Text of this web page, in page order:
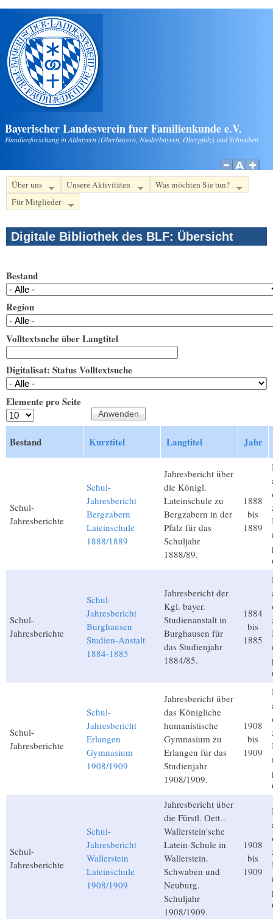
Direkt zum Inhalt
Bayerischer Landesverein fuer Familienkunde e.V.
Familienforschung in Altbayern (Oberbayern, Niederbayern, Oberpfalz) und Schwaben
Über uns Unsere Aktivitäten
Was möchten Sie tun?
Für Mitglieder
Digitale Bibliothek des BLF: Übersicht
Bestand
Region
Volltextsuche über Langtitel
Digitalisat: Status Volltextsuche
Elemente pro Seite
Bestand Kurztitel Langtitel Jahr
Schul-
Jahresberichte
Schul-
Jahresbericht
Bergzabern
Lateinschule
1888/1889
Jahresbericht über
die Königl.
Lateinschule zu
Bergzabern in der
Pfalz für das
Schuljahr
1888/89.
1888
bis
1889
Schul-
Jahresberichte
Schul-
Jahresbericht
Burghausen
Studien-Anstalt
1884-1885
Jahresbericht der
Kgl. bayer.
Studienanstalt in
Burghausen für
das Studienjahr
1884/85.
1884
bis
1885
Schul-
Jahresberichte
Schul-
Jahresbericht
Erlangen
Gymnasium
1908/1909
Jahresbericht über
das Königliche
humanistische
Gymnasium zu
Erlangen für das
Studienjahr
1908/1909.
1908
bis
1909
Schul-
Jahresberichte
Schul-
Jahresbericht
Wallerstein
Lateinschule
1908/1909
Jahresbericht über
die Fürstl. Oett.-
Wallerstein'sche
Latein-Schule in
Wallerstein.
Schwaben und
Neuburg.
Schuljahr
1908/1909.
1908
bis
1909